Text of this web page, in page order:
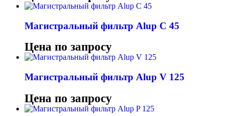
Магистральный фильтр Alup C 45
Цена по запросу
Магистральный фильтр Alup V 125
Цена по запросу